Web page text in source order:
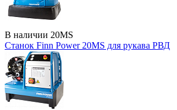
В наличии 20MS
Станок Finn Power 20MS для рукава РВД